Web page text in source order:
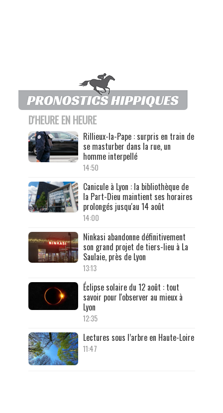
D'HEURE EN HEURE
Rillieux-la-Pape : surpris en train de
se masturber dans la rue, un
homme interpellé
14:50
Canicule à Lyon : la bibliothèque de
la Part-Dieu maintient ses horaires
prolongés jusqu'au 14 août
14:00
Ninkasi abandonne définitivement
son grand projet de tiers-lieu à La
Saulaie, près de Lyon
13:13
Éclipse solaire du 12 août : tout
savoir pour l'observer au mieux à
Lyon
12:35
Lectures sous l’arbre en Haute-Loire
11:47